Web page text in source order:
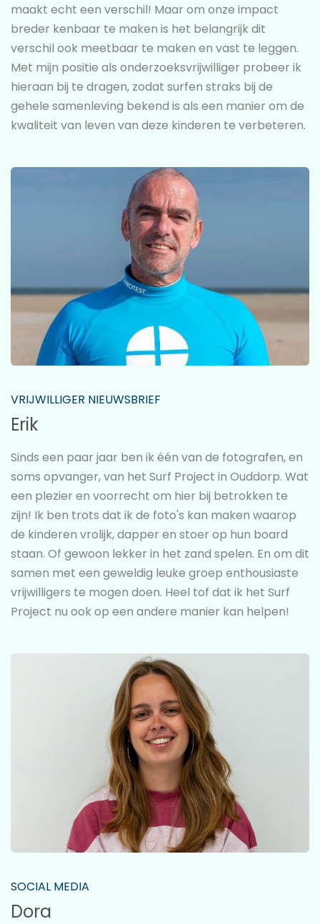
maakt echt een verschil! Maar om onze impact
breder kenbaar te maken is het belangrijk dit
verschil ook meetbaar te maken en vast te leggen.
Met mijn positie als onderzoeksvrijwilliger probeer ik
hieraan bij te dragen, zodat surfen straks bij de
gehele samenleving bekend is als een manier om de
kwaliteit van leven van deze kinderen te verbeteren.
Erik
VRIJWILLIGER NIEUWSBRIEF
Sinds een paar jaar ben ik één van de fotografen, en
soms opvanger, van het Surf Project in Ouddorp. Wat
een plezier en voorrecht om hier bij betrokken te
zijn! Ik ben trots dat ik de foto's kan maken waarop
de kinderen vrolijk, dapper en stoer op hun board
staan. Of gewoon lekker in het zand spelen. En om dit
samen met een geweldig leuke groep enthousiaste
vrijwilligers te mogen doen. Heel tof dat ik het Surf
Project nu ook op een andere manier kan helpen!
Dora
SOCIAL MEDIA